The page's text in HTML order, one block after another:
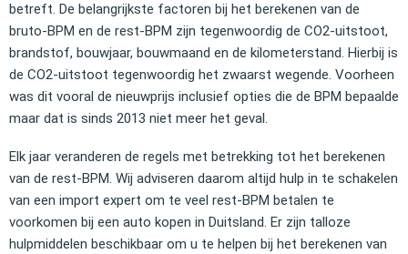
betreft. De belangrijkste factoren bij het berekenen van de
bruto-BPM en de rest-BPM zijn tegenwoordig de CO2-uitstoot,
brandstof, bouwjaar, bouwmaand en de kilometerstand. Hierbij is
de CO2-uitstoot tegenwoordig het zwaarst wegende. Voorheen
was dit vooral de nieuwprijs inclusief opties die de BPM bepaalde
maar dat is sinds 2013 niet meer het geval.
Elk jaar veranderen de regels met betrekking tot het berekenen
van de rest-BPM. Wij adviseren daarom altijd hulp in te schakelen
van een import expert om te veel rest-BPM betalen te
voorkomen bij een auto kopen in Duitsland. Er zijn talloze
hulpmiddelen beschikbaar om u te helpen bij het berekenen van